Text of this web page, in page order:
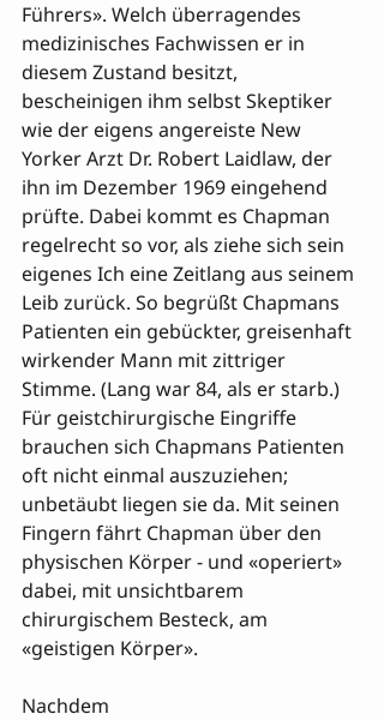
Führers». Welch überragendes
medizinisches Fachwissen er in
diesem Zustand besitzt,
bescheinigen ihm selbst Skeptiker
wie der eigens angereiste New
Yorker Arzt Dr. Robert Laidlaw, der
ihn im Dezember 1969 eingehend
prüfte. Dabei kommt es Chapman
regelrecht so vor, als ziehe sich sein
eigenes Ich eine Zeitlang aus seinem
Leib zurück. So begrüßt Chapmans
Patienten ein gebückter, greisenhaft
wirkender Mann mit zittriger
Stimme. (Lang war 84, als er starb.)
Für geistchirurgische Eingriffe
brauchen sich Chapmans Patienten
oft nicht einmal auszuziehen;
unbetäubt liegen sie da. Mit seinen
Fingern fährt Chapman über den
physischen Körper - und «operiert»
dabei, mit unsichtbarem
chirurgischem Besteck, am
«geistigen Körper».
Nachdem